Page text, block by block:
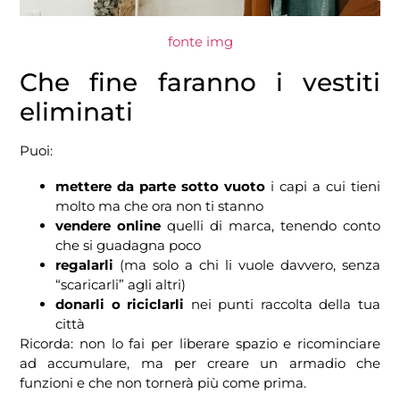
fonte img
Che fine faranno i vestiti
eliminati
Puoi:
mettere da parte sotto vuoto i capi a cui tieni
molto ma che ora non ti stanno
vendere online quelli di marca, tenendo conto
che si guadagna poco
regalarli (ma solo a chi li vuole davvero, senza
“scaricarli” agli altri)
donarli o riciclarli nei punti raccolta della tua
città
Ricorda: non lo fai per liberare spazio e ricominciare
ad accumulare, ma per creare un armadio che
funzioni e che non tornerà più come prima.